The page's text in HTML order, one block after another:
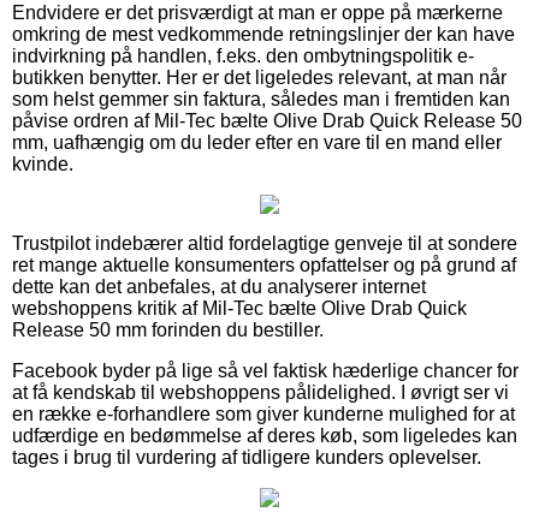
Endvidere er det prisværdigt at man er oppe på mærkerne
omkring de mest vedkommende retningslinjer der kan have
indvirkning på handlen, f.eks. den ombytningspolitik e-
butikken benytter. Her er det ligeledes relevant, at man når
som helst gemmer sin faktura, således man i fremtiden kan
påvise ordren af Mil-Tec bælte Olive Drab Quick Release 50
mm, uafhængig om du leder efter en vare til en mand eller
kvinde.
Trustpilot indebærer altid fordelagtige genveje til at sondere
ret mange aktuelle konsumenters opfattelser og på grund af
dette kan det anbefales, at du analyserer internet
webshoppens kritik af Mil-Tec bælte Olive Drab Quick
Release 50 mm forinden du bestiller.
Facebook byder på lige så vel faktisk hæderlige chancer for
at få kendskab til webshoppens pålidelighed. I øvrigt ser vi
en række e-forhandlere som giver kunderne mulighed for at
udfærdige en bedømmelse af deres køb, som ligeledes kan
tages i brug til vurdering af tidligere kunders oplevelser.